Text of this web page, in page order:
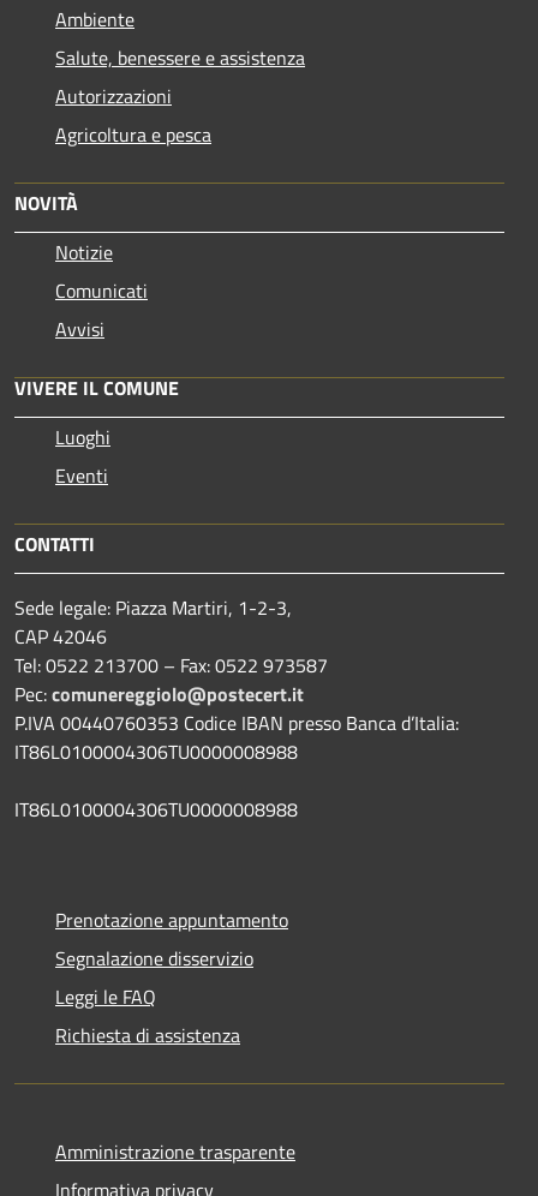
Ambiente
Salute, benessere e assistenza
Autorizzazioni
Agricoltura e pesca
NOVITÀ
Notizie
Comunicati
Avvisi
VIVERE IL COMUNE
Luoghi
Eventi
CONTATTI
Sede legale: Piazza Martiri, 1-2-3,
CAP 42046
Tel: 0522 213700 – Fax: 0522 973587
Pec:comunereggiolo@postecert.it
P.IVA 00440760353 Codice IBAN presso Banca d’Italia:
IT86L0100004306TU0000008988
IT86L0100004306TU0000008988
Prenotazione appuntamento
Segnalazione disservizio
Leggi le FAQ
Richiesta di assistenza
Amministrazione trasparente
Informativa privacy